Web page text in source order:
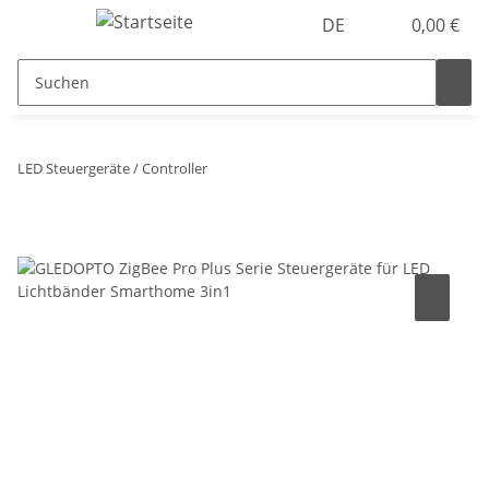
DE 0,00 €
LED Steuergeräte / Controller